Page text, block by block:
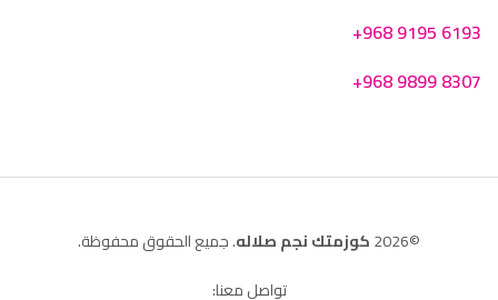
+968 9195 6193
+968 9899 8307
©2026 كوزمتك نجم صلاله. جميع الحقوق محفوظة.
تواصل معنا: